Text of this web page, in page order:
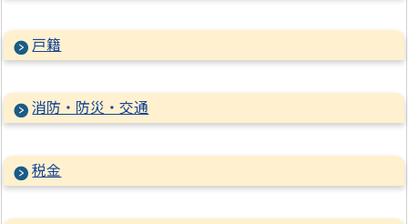
戸籍
消防・防災・交通
税金